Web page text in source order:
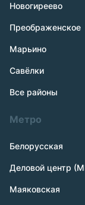
Новогиреево
Преображенское
Марьино
Савёлки
Все районы
Метро
Белорусская
Деловой центр
Маяковская